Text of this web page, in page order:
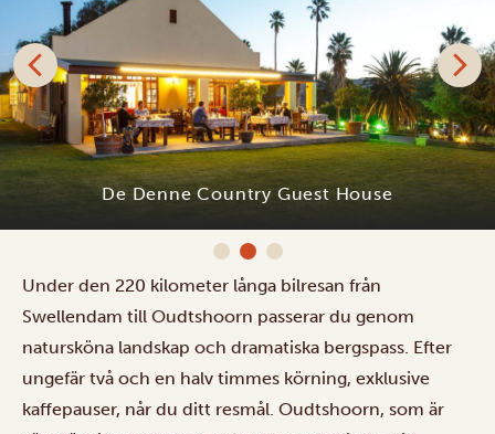
De Denne Country Guest House
Under den 220 kilometer långa bilresan från
Swellendam till Oudtshoorn passerar du genom
natursköna landskap och dramatiska bergspass. Efter
ungefär två och en halv timmes körning, exklusive
kaffepauser, når du ditt resmål. Oudtshoorn, som är